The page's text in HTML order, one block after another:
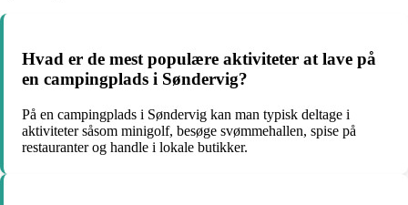
Hvad er de mest populære aktiviteter at lave på
en campingplads i Søndervig?
På en campingplads i Søndervig kan man typisk deltage i
aktiviteter såsom minigolf, besøge svømmehallen, spise på
restauranter og handle i lokale butikker.